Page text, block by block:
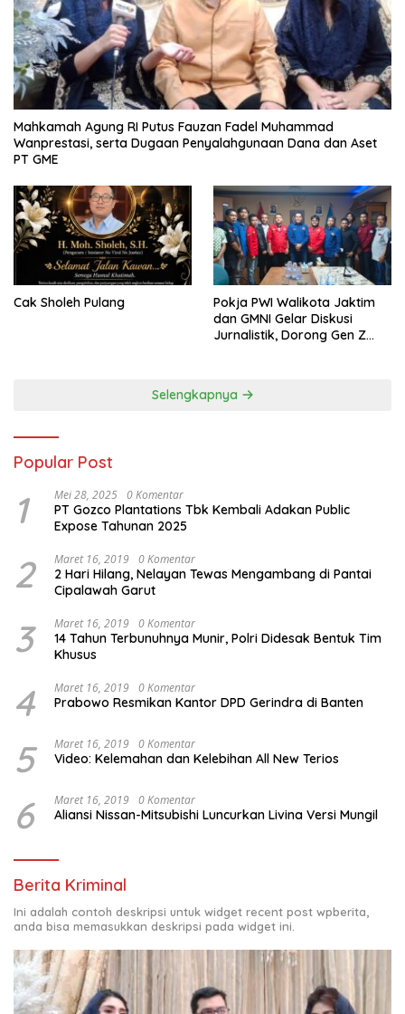
Mahkamah Agung RI Putus Fauzan Fadel Muhammad
Wanprestasi, serta Dugaan Penyalahgunaan Dana dan Aset
PT GME
Cak Sholeh Pulang
Pokja PWI Walikota Jaktim
dan GMNI Gelar Diskusi
Jurnalistik, Dorong Gen Z
Selengkapnya
Popular Post
1 Mei 28, 2025 0 Komentar
PT Gozco Plantations Tbk Kembali Adakan Public
Expose Tahunan 2025
2 Maret 16, 2019 0 Komentar
2 Hari Hilang, Nelayan Tewas Mengambang di Pantai
Cipalawah Garut
3 Maret 16, 2019 0 Komentar
14 Tahun Terbunuhnya Munir, Polri Didesak Bentuk Tim
Khusus
4 Maret 16, 2019 0 Komentar
Prabowo Resmikan Kantor DPD Gerindra di Banten
5 Maret 16, 2019 0 Komentar
Video: Kelemahan dan Kelebihan All New Terios
6 Maret 16, 2019 0 Komentar
Aliansi Nissan-Mitsubishi Luncurkan Livina Versi Mungil
Berita Kriminal
Ini adalah contoh deskripsi untuk widget recent post wpberita,
anda bisa memasukkan deskripsi pada widget ini.